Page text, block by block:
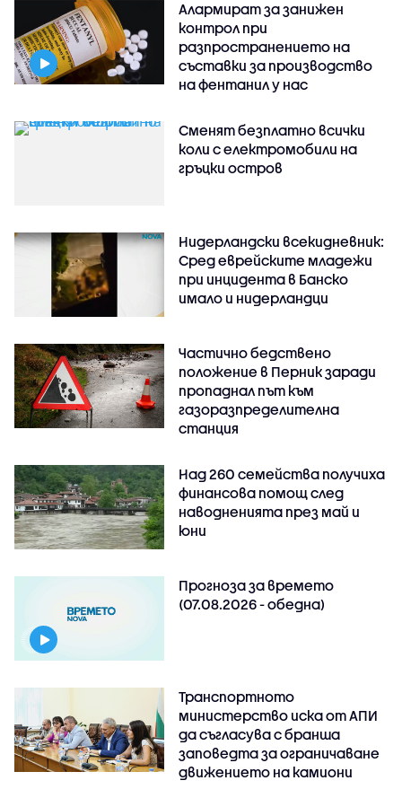
Алармират за занижен
контрол при
разпространението на
съставки за производство
на фентанил у нас
Сменят безплатно всички
коли с електромобили на
гръцки остров
Нидерландски всекидневник:
Сред еврейските младежи
при инцидента в Банско
имало и нидерландци
Частично бедствено
положение в Перник заради
пропаднал път към
газоразпределителна
станция
Над 260 семейства получиха
финансова помощ след
наводненията през май и
юни
Прогноза за времето
(07.08.2026 - обедна)
Транспортното
министерство иска от АПИ
да съгласува с бранша
заповедта за ограничаване
движението на камиони